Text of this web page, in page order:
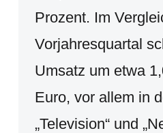
Prozent. Im
Vorjahresquartal
Umsatz um etwa
Euro, vor allem in
„Television“ und